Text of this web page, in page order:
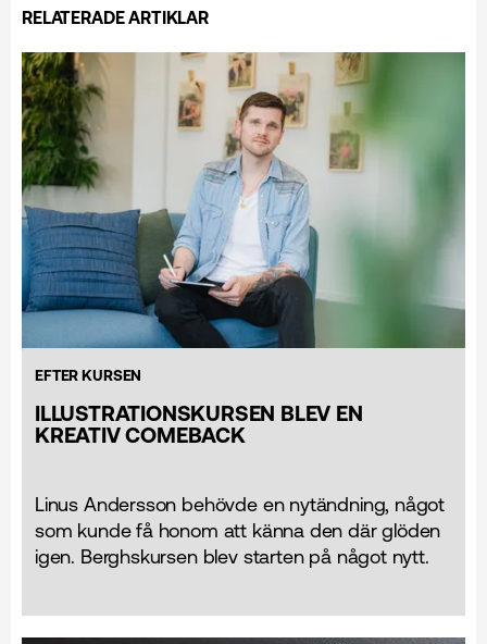
RELATERADE ARTIKLAR
EFTER KURSEN
ILLUSTRATIONS­KURSEN BLEV EN
KREATIV COMEBACK
Linus Andersson behövde en nytändning, något
som kunde få honom att känna den där glöden
igen. Berghskursen blev starten på något nytt.